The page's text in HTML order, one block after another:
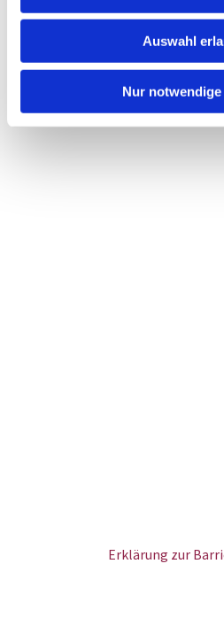
Auswahl
Nur
Erklärung zur